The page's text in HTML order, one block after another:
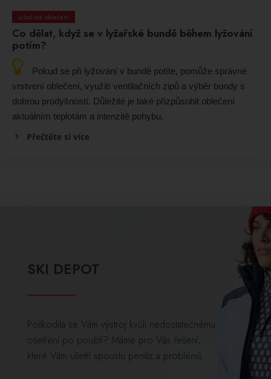
Lyžařské oblečení
Co dělat, když se v lyžařské bundě během lyžování
potím?
Pokud se při lyžování v bundě potíte, pomůže správné
vrstvení oblečení, využití ventilačních zipů a výběr bundy s
dobrou prodyšností. Důležité je také přizpůsobit oblečení
aktuálním teplotám a intenzitě pohybu.
Přečtěte si více
SKI DEPOT
Poškodila se Vám výstroj kvůli nedostatečnému
ošetření po použití? Máme pro Vás řešení,
které Vám ušetří spoustu peněz a problémů.